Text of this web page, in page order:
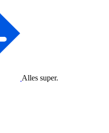
Alles super.